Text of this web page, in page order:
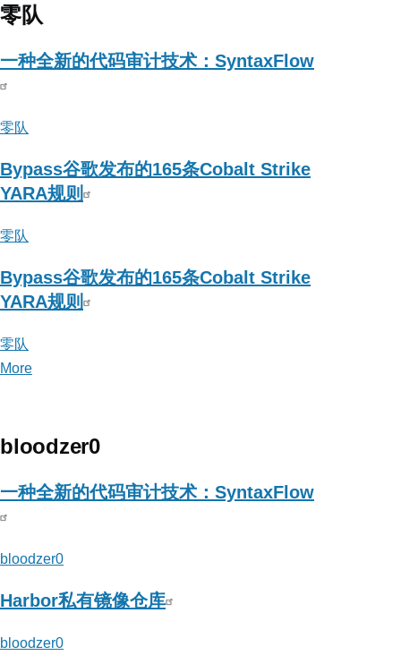
零队
一种全新的代码审计技术：SyntaxFlow
零队
Bypass谷歌发布的165条Cobalt Strike
YARA规则
零队
Bypass谷歌发布的165条Cobalt Strike
YARA规则
零队
More
队
bloodzer0
一种全新的代码审计技术：SyntaxFlow
bloodzer0
Harbor私有镜像仓库
bloodzer0